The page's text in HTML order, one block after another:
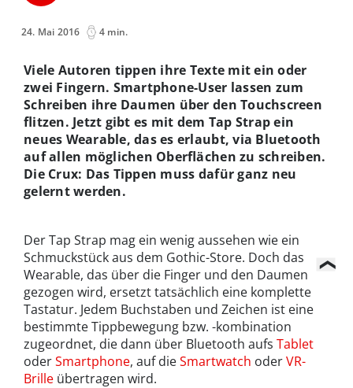
24. Mai 2016 4 min.
Viele Autoren tippen ihre Texte mit ein oder
zwei Fingern. Smartphone-User lassen zum
Schreiben ihre Daumen über den Touchscreen
flitzen. Jetzt gibt es mit dem Tap Strap ein
neues Wearable, das es erlaubt, via Bluetooth
auf allen möglichen Oberflächen zu schreiben.
Die Crux: Das Tippen muss dafür ganz neu
gelernt werden.
Der Tap Strap mag ein wenig aussehen wie ein
Schmuckstück aus dem Gothic-Store. Doch das
Wearable, das über die Finger und den Daumen
gezogen wird, ersetzt tatsächlich eine komplette
Tastatur. Jedem Buchstaben und Zeichen ist eine
bestimmte Tippbewegung bzw. -kombination
zugeordnet, die dann über Bluetooth aufs Tablet
oderSmartphone, auf dieSmartwatch oderVR-
Brille übertragen wird.